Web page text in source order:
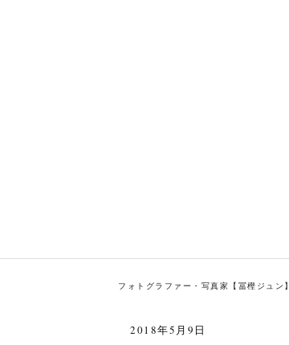
フォトグラファー・写真家【冨樫ジュン】
2018年5月9日